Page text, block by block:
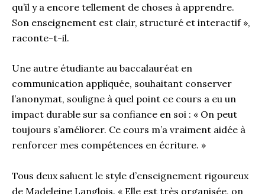
qu’il y a encore tellement de choses à apprendre.
Son enseignement est clair, structuré et interactif »,
raconte-t-il.
Une autre étudiante au baccalauréat en
communication appliquée, souhaitant conserver
l’anonymat, souligne à quel point ce cours a eu un
impact durable sur sa confiance en soi : « On peut
toujours s’améliorer. Ce cours m’a vraiment aidée à
renforcer mes compétences en écriture. »
Tous deux saluent le style d’enseignement rigoureux
de Madeleine Langlois. « Elle est très organisée, on